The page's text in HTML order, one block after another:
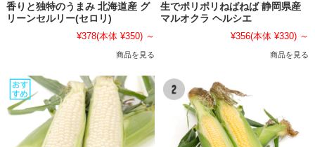
香りと独特のうまみ 北海道産 グ
リーンセルリー(セロリ)
¥378(本体 ¥350) ～
商品を見る
生でポリポリねばねば 静岡県産
マルオクラ ヘルシエ
¥356(本体 ¥330) ～
商品を見る